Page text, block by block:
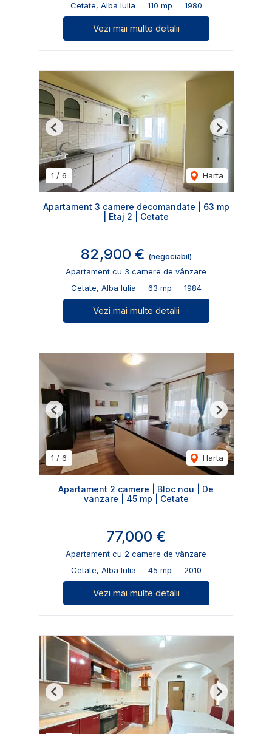
Cetate, Alba Iulia
110 mp 1980
Vezi mai multe detalii
1 / 6 Harta
Previous Next
Apartament 3 camere decomandate | 63 mp
| Etaj 2 | Cetate
82,900 € (negociabil)
Apartament cu 3 camere de vânzare
Cetate, Alba Iulia
63 mp 1984
Vezi mai multe detalii
1 / 6 Harta
Previous Next
Apartament 2 camere | Bloc nou | De
vanzare | 45 mp | Cetate
77,000 €
Apartament cu 2 camere de vânzare
Cetate, Alba Iulia
45 mp 2010
Vezi mai multe detalii
Previous Next